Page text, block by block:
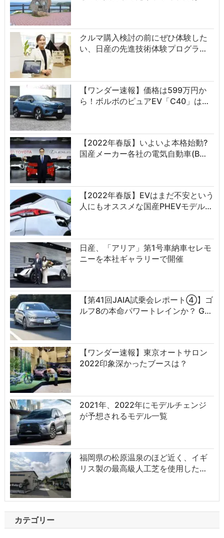
クルマ購入検討の前にぜひ体験した
い、日産の先進技術体験プログラ…
【ワンダー速報】価格は599万円か
ら！ボルボのピュアEV「C40」は…
【2022年春版】いよいよ本格始動?
国産メーカー各社の電気自動車(B…
【2022年春版】EVはまだ不安という
人にもオススメな国産PHEVモデル…
日産、「アリア」第1号車納車セレモ
ニーを本社ギャラリーで開催
【第41回JAIA試乗会レポート④】ゴ
ルフ8の本命パワートレインか？ G…
【ワンダー速報】東京オートサロン
2022印象深かったブースは？
2021年、2022年にモデルチェンジ
が予想されるモデル一覧
福岡県の松原温泉のほど近く、イギ
リス製の最高級人工芝を使用した…
カテゴリー